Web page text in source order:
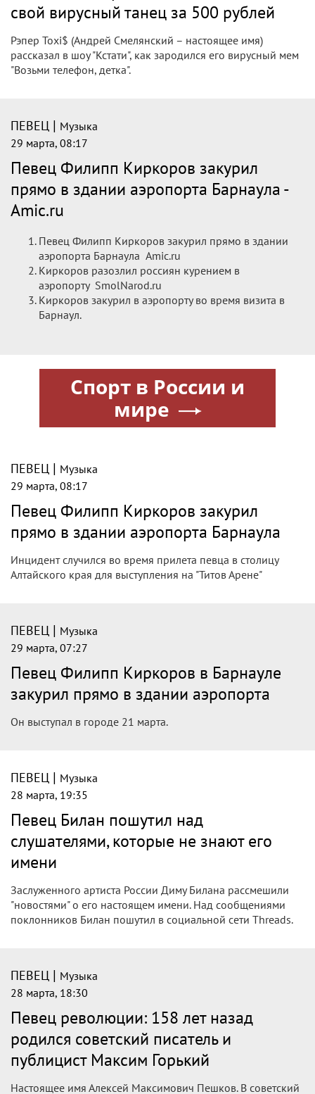
Моргенштерна квартиру на день
рождения
Бывшая жена рэпера Алишера Моргенштерна, блогерша
Дилара Зинатуллина сообщила в Telegram-канале, что
ПЕВЕЦ| Музыка
30 марта, 19:51
Певца Бруну Мафра приговорили к 32
годам тюрьмы за насилие над
дочерьми
Известного бразильского певца Бруно Мафру признали
виновным в сексуальном насилия над собственными
дочерьми. Об этом сообщает издание Gente со ссылкой на
Музыка
Певец Toxi$ признался, что исполнил
Рэпер Toxi$ (Андрей Смелянский – настоящее имя)
рассказал в шоу "Кстати", как зародился его вирусный мем
"Возьми телефон, детка".
ПЕВЕЦ|Музыка
29 марта, 08:17
прямо в здании аэропорта Барнаула -
Amic.ru
Певец Филипп Киркоров закурил прямо в здании
аэропорта Барнаула Amic.ru
Киркоров разозлил россиян курением в
аэропорту SmolNarod.ru
ПЕВЕЦ|Музыка
29 марта, 08:17
прямо в здании аэропорта Барнаула
Инцидент случился во время прилета певца в столицу
ПЕВЕЦ|Музыка
29 марта, 07:27
Спорт в России и
мире